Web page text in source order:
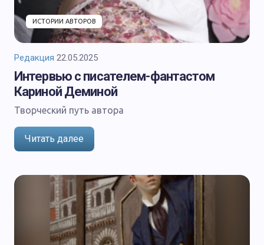
ИСТОРИИ АВТОРОВ
Редакция 22.05.2025
Интервью с писателем-фантастом
Кариной Деминой
Творческий путь автора
Читать далее